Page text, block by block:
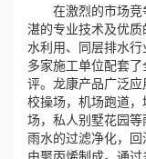
在激烈的市场竞
湛的专业技术及优
水利用、同层排水
多家施工单位配套
评。龙康产品广泛
校操场，机场跑道
场，私人别墅花园
雨水的过滤净化，